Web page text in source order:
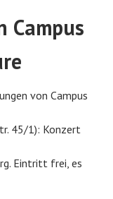
Campus
von Campus
45/1): Konzert
Eintritt frei, es